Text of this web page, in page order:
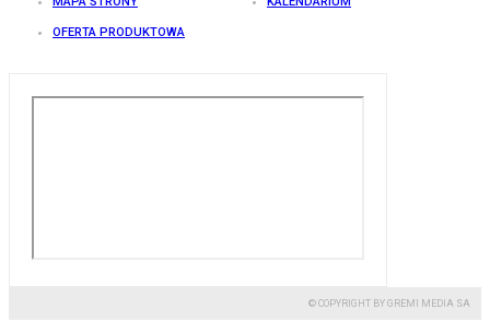
OFERTA PRODUKTOWA
© COPYRIGHT BY GREMI MEDIA SA